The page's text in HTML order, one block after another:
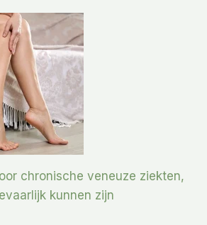
chronische veneuze ziekten,
kunnen zijn